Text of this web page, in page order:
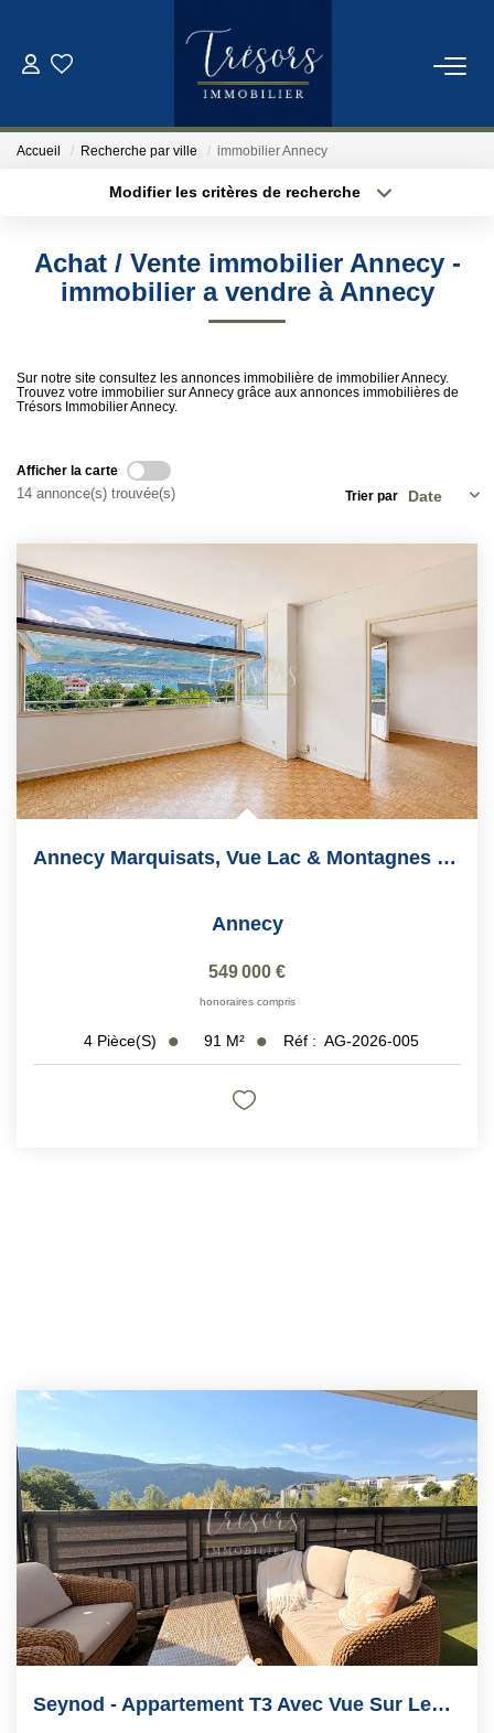
Qui Sommes-Nous
Accueil Recherche par ville immobilier Annecy
Modifier les critères de recherche
Surface min Budget max
Achat / Vente immobilier Annecy -
immobilier a vendre à Annecy
Sur notre site consultez les annonces immobilière de immobilier Annecy.
Trouvez votre immobilier sur Annecy grâce aux annonces immobilières de
Trésors Immobilier Annecy.
Afficher la carte
14 annonce(s) trouvée(s) Trier par
Annecy Marquisats, Vue Lac & Montagnes , 91m2
Annecy
549 000 €
honoraires compris
4 Pièce(s) 91 M² Réf : AG-2026-005
Seynod - Appartement T3 Avec Vue Sur Les Montagnes